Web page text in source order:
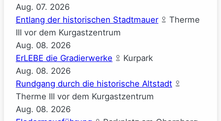
Aug. 07. 2026
Entlang der historischen Stadtmauer
Therme
III vor dem Kurgastzentrum
Aug. 08. 2026
ErLEBE die Gradierwerke
Kurpark
Aug. 08. 2026
Rundgang durch die historische Altstadt
Therme III vor dem Kurgastzentrum
Aug. 08. 2026